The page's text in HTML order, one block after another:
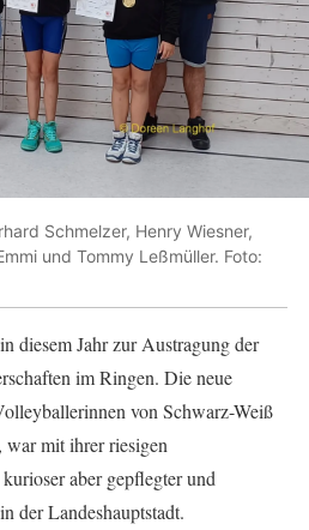
Schmelzer, Henry Wiesner,
und Tommy Leßmüller. Foto:
diesem Jahr zur Austragung der
im Ringen. Die neue
von Schwarz-Weiß
war mit ihrer riesigen
aber gepflegter und
der Landeshauptstadt.